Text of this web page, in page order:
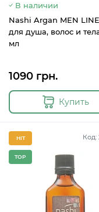
В наличии
Nashi Argan MEN
для душа, волос и
мл
1090 грн.
Купить
Код:
HIT
TOP